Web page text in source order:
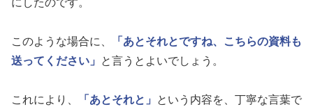
にしたのです。
このような場合に、
「あとそれとですね、こちらの資料も
送ってください」
と言うとよいでしょう。
これにより、 「あとそれと」
という内容を、丁寧な言葉で